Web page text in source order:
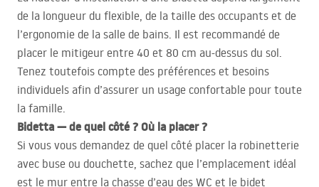
de la longueur du flexible, de la taille des occupants et de
l’ergonomie de la salle de bains. Il est recommandé de
placer le mitigeur entre 40 et 80 cm au-dessus du sol.
Tenez toutefois compte des préférences et besoins
individuels afin d’assurer un usage confortable pour toute
la famille.
Bidetta — de quel côté ? Où la placer ?
Si vous vous demandez de quel côté placer la robinetterie
avec buse ou douchette, sachez que l’emplacement idéal
est le mur entre la chasse d’eau des WC et le bidet